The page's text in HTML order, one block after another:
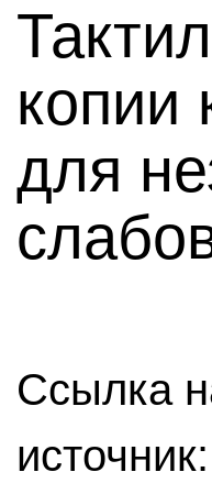
копии
для
Ссылка
источник: